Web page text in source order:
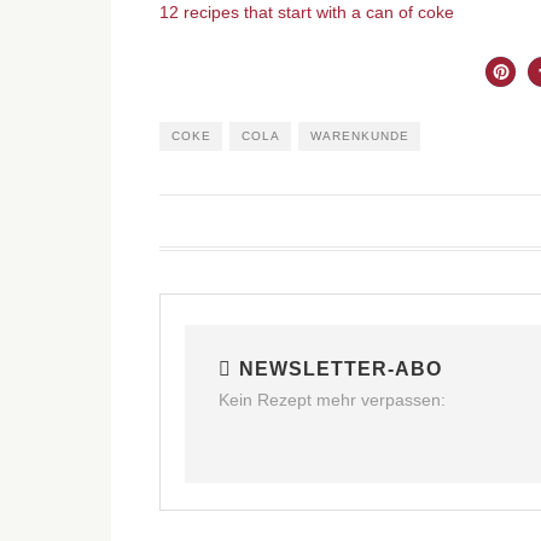
12 recipes that start with a can of coke
COKE COLA WARENKUNDE
NEWSLETTER-ABO
Kein Rezept mehr verpassen: